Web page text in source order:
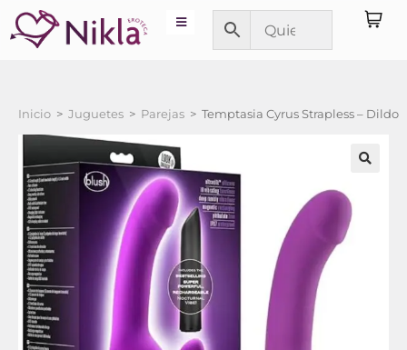
Inicio > Juguetes > Parejas > Temptasia Cyrus Strapless – Dildo